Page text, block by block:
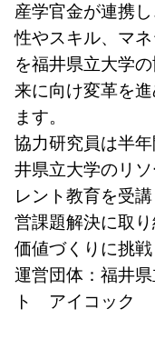
産学官金が連携
性やスキル、マネ
を福井県立大学
来に向け変革を
ます。
協力研究員は半
井県立大学のリ
レント教育を受
営課題解決に取
価値づくりに挑戦
運営団体：福井
ト アイコック